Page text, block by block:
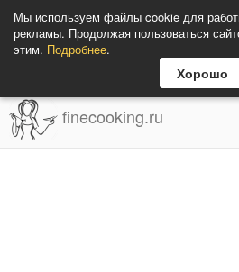
Мы используем файлы cookie для
рекламы. Продолжая пользоваться
этим. Подробнее.
Хорошо
finecooking.ru